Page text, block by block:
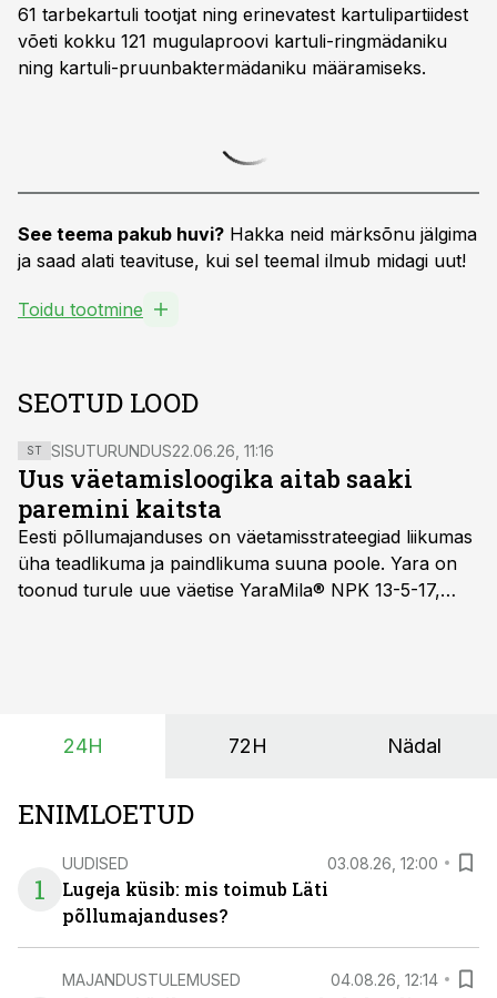
61 tarbekartuli tootjat ning erinevatest kartulipartiidest
võeti kokku 121 mugulaproovi kartuli-ringmädaniku
ning kartuli-pruunbaktermädaniku määramiseks.
See teema pakub huvi? Hakka neid märksõnu jälgima
ja saad alati teavituse, kui sel teemal ilmub midagi uut!
Toidu tootmine
SEOTUD LOOD
ST SISUTURUNDUS22.06.26, 11:16
Uus väetamisloogika aitab saaki
paremini kaitsta
Eesti põllumajanduses on väetamisstrateegiad liikumas
üha teadlikuma ja paindlikuma suuna poole. Yara on
toonud turule uue väetise YaraMila® NPK 13-5-17,
24H 72H Nädal
ENIMLOETUD
1
UUDISED 03.08.26, 12:00
Lugeja küsib: mis toimub Läti
põllumajanduses?
MAJANDUSTULEMUSED 04.08.26, 12:14